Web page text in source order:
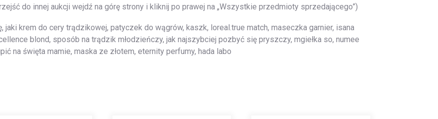
do innej aukcji wejdź na górę strony i kliknij po prawej na „Wszystkie przedmioty sprzedającego”)
krem do cery trądzikowej, patyczek do wągrów, kaszk, loreal.true match, maseczka garnier, isana
blond, sposób na trądzik młodzieńczy, jak najszybciej pozbyć się pryszczy, mgiełka so, numee
na święta mamie, maska ze złotem, eternity perfumy, hada labo